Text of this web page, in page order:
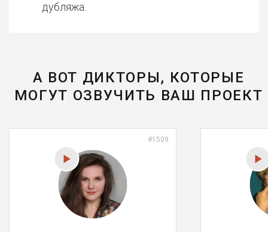
дубляжа.
А ВОТ ДИКТОРЫ, КОТОРЫЕ
МОГУТ ОЗВУЧИТЬ ВАШ ПРОЕКТ
#1509